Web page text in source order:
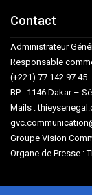
Contact
Administrateur
Responsable
(+221) 77 142 97 45
BP : 1146 Dakar –
Mails :
Groupe Vision
Organe de Presse :